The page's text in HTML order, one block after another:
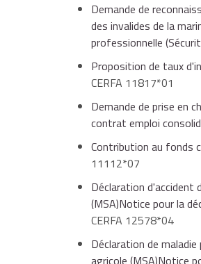
Demande de
des invalides de la
professionnelle
Proposition de taux
CERFA 11817*01
Demande de prise en
contrat emploi
Contribution au fonds
11112*07
Déclaration d'accident
(MSA)Notice pour la
CERFA 12578*04
Déclaration de